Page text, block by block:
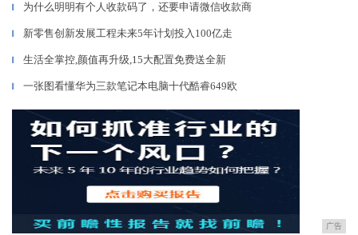
▎ 为什么明明有个人收款码了，还要申请微信收款商
▎ 新零售创新发展工程未来5年计划投入100亿走
▎ 生活全掌控,颜值再升级,15大配置免费送全新
▎ 一张图看懂华为三款笔记本电脑十代酷睿649欧
广告